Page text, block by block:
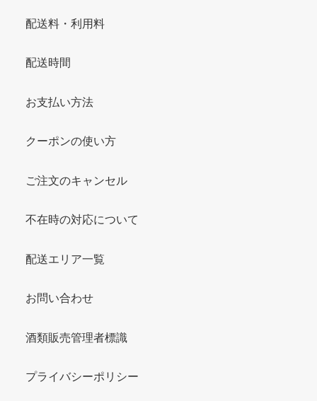
配送料・利用料
配送時間
お支払い方法
クーポンの使い方
ご注文のキャンセル
不在時の対応について
配送エリア一覧
お問い合わせ
酒類販売管理者標識
プライバシーポリシー